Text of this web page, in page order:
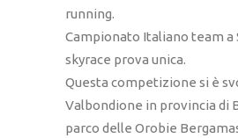
running.
Campionato Italiano team
skyrace prova unica.
Questa competizione si è
Valbondione in provincia di
parco delle Orobie